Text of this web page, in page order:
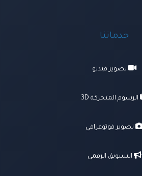
خدماتنا
تصوير فيديو
الرسوم المتحركة 3D
تصوير فوتوغرافي
التسويق الرقمي